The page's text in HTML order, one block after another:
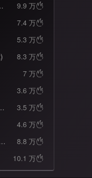
晓飞 Rmx 9.9 万
7.4 万
5.3 万
8.3 万
7 万
3.6 万
眼 VinaHouse Rmx)抖音神曲 3.5 万
4.6 万
Rmx)_FunkyHouse 8.8 万
10.1 万